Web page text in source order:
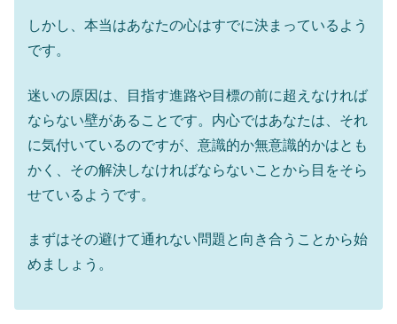
しかし、本当はあなたの心はすでに決まっているよう
です。
迷いの原因は、目指す進路や目標の前に超えなければ
ならない壁があることです。内心ではあなたは、それ
に気付いているのですが、意識的か無意識的かはとも
かく、その解決しなければならないことから目をそら
せているようです。
まずはその避けて通れない問題と向き合うことから始
めましょう。